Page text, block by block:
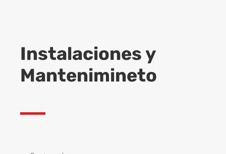
Instalaciones y
Mantenimineto